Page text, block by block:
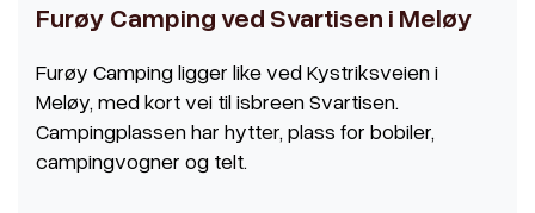
Furøy Camping ved Svartisen i Meløy
Furøy Camping ligger like ved Kystriksveien i
Meløy, med kort vei til isbreen Svartisen.
Campingplassen har hytter, plass for bobiler,
campingvogner og telt.